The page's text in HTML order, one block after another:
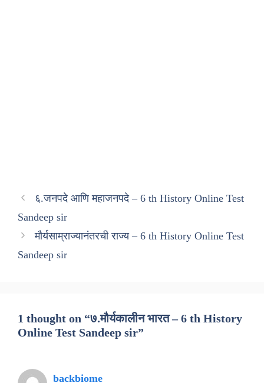
६.जनपदे आणि महाजनपदे – 6 th History Online Test
Sandeep sir
मौर्यसाम्राज्यानंतरची राज्य – 6 th History Online Test
Sandeep sir
1 thought on “७.मौर्यकालीन भारत – 6 th History
Online Test Sandeep sir”
backbiome